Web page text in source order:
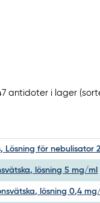
antidoter i lager
Lösning för nebulisator
lösning 5 mg/ml
lösning 0,4